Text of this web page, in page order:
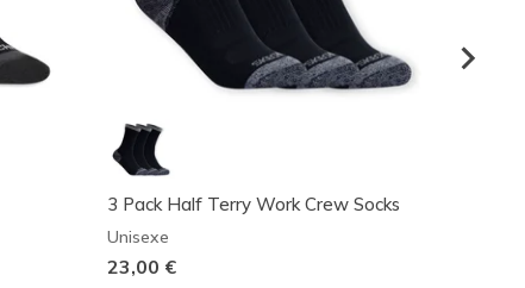
3 Pack Half Terry Work Crew Socks
Unisexe
23,00 €